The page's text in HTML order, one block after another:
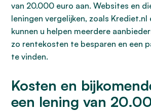
van 20.000 euro aan. Websites en
leningen vergelijken, zoals Krediet.nl
kunnen u helpen meerdere
zo rentekosten te besparen en een
te vinden.
Kosten en
een lening van